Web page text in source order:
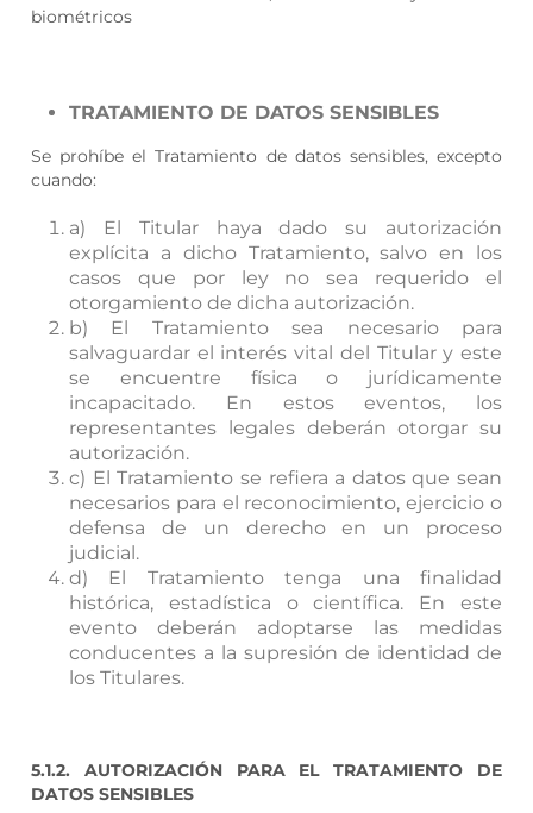
biométricos
TRATAMIENTO DE DATOS SENSIBLES
Se prohíbe el Tratamiento de datos sensibles, excepto
cuando:
a) El Titular haya dado su autorización
explícita a dicho Tratamiento, salvo en los
casos que por ley no sea requerido el
otorgamiento de dicha autorización.
b) El Tratamiento sea necesario para
salvaguardar el interés vital del Titular y este
se encuentre física o jurídicamente
incapacitado. En estos eventos, los
representantes legales deberán otorgar su
autorización.
c) El Tratamiento se refiera a datos que sean
necesarios para el reconocimiento, ejercicio o
defensa de un derecho en un proceso
judicial.
d) El Tratamiento tenga una finalidad
histórica, estadística o científica. En este
evento deberán adoptarse las medidas
conducentes a la supresión de identidad de
los Titulares.
5.1.2.
AUTORIZACIÓN PARA EL TRATAMIENTO DE
DATOS SENSIBLES